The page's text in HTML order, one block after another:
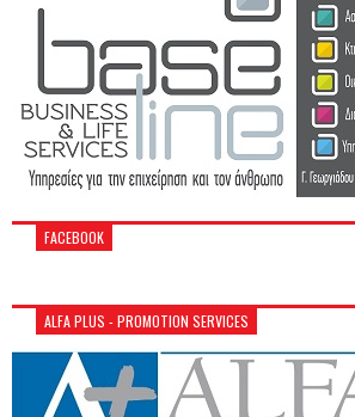
FACEBOOK
ALFA PLUS - PROMOTION SERVICES